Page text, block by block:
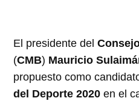
El presidente del
(CMB) Mauricio
propuesto como
del Deporte 2020 en el